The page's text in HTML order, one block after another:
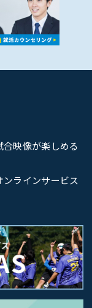
映像が楽しめる
ラインサービス